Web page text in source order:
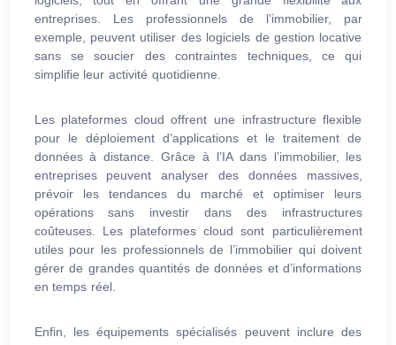
entreprises. Les professionnels de l’immobilier, par
exemple, peuvent utiliser des logiciels de gestion locative
sans se soucier des contraintes techniques, ce qui
simplifie leur activité quotidienne.
Les plateformes cloud offrent une infrastructure flexible
pour le déploiement d’applications et le traitement de
données à distance. Grâce à l’IA dans l’immobilier, les
entreprises peuvent analyser des données massives,
prévoir les tendances du marché et optimiser leurs
opérations sans investir dans des infrastructures
coûteuses. Les plateformes cloud sont particulièrement
utiles pour les professionnels de l’immobilier qui doivent
gérer de grandes quantités de données et d’informations
en temps réel.
Enfin, les équipements spécialisés peuvent inclure des